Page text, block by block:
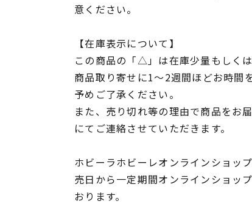
意ください。
【在庫表示について】
この商品の「△」は在庫少量もしく
商品取り寄せに1～2週間ほどお時間
予めご了承ください。
また、売り切れ等の理由で商品をお
にてご連絡させていただきます。
ホビーラホビーレオンラインショッ
売日から一定期間オンラインショッ
おります。